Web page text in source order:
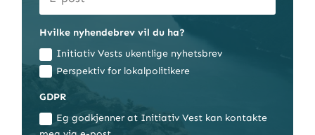
Hvilke nyhendebrev vil du ha?
Initiativ Vests ukentlige nyhetsbrev
Perspektiv for lokalpolitikere
GDPR
Eg godkjenner at Initiativ Vest kan kontakte